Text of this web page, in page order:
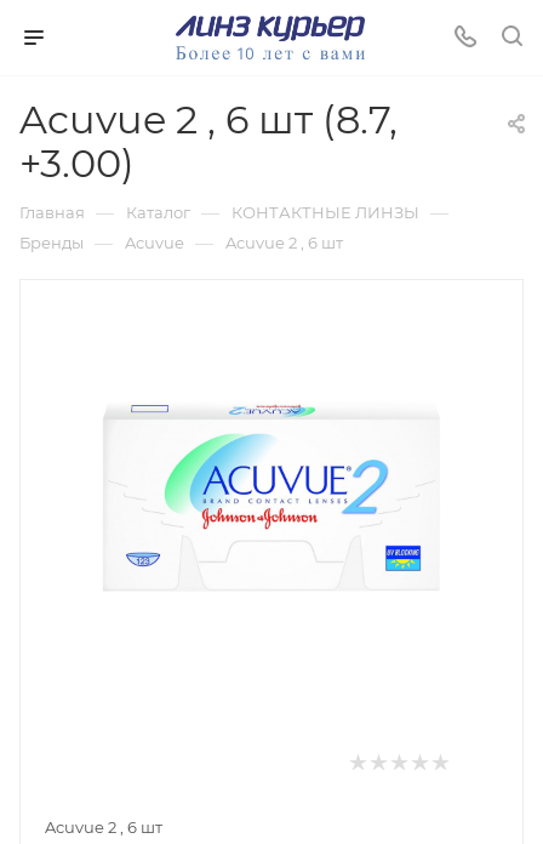
Acuvue 2 , 6 шт (8.7,
+3.00)
Главная — Каталог — КОНТАКТНЫЕ ЛИНЗЫ —
Бренды — Acuvue — Acuvue 2 , 6 шт
Acuvue 2 , 6 шт